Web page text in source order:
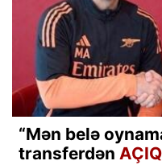
“Mən belə
transferdən